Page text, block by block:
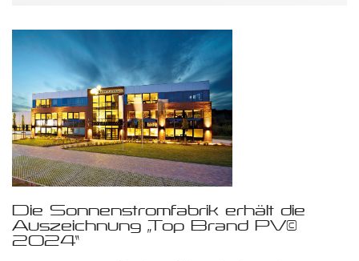
Die Sonnenstromfabrik erhält die
Auszeichnung „Top Brand PV©
2024“